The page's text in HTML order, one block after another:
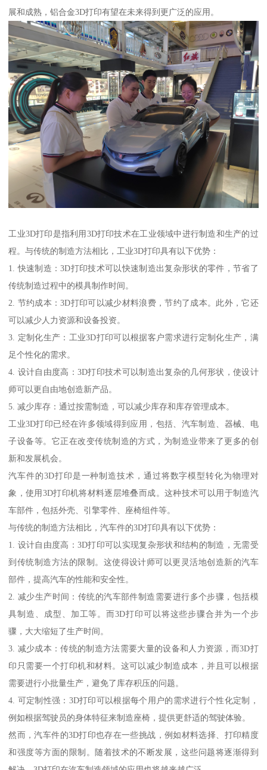
展和成熟，铝合金3D打印有望在未来得到更广泛的应用。
工业3D打印是指利用3D打印技术在工业领域中进行制造和生产的过
程。与传统的制造方法相比，工业3D打印具有以下优势：
1. 快速制造：3D打印技术可以快速制造出复杂形状的零件，节省了
传统制造过程中的模具制作时间。
2. 节约成本：3D打印可以减少材料浪费，节约了成本。此外，它还
可以减少人力资源和设备投资。
3. 定制化生产：工业3D打印可以根据客户需求进行定制化生产，满
足个性化的需求。
4. 设计自由度高：3D打印技术可以制造出复杂的几何形状，使设计
师可以更自由地创造新产品。
5. 减少库存：通过按需制造，可以减少库存和库存管理成本。
工业3D打印已经在许多领域得到应用，包括、汽车制造、器械、电
子设备等。它正在改变传统制造的方式，为制造业带来了更多的创
新和发展机会。
汽车件的3D打印是一种制造技术，通过将数字模型转化为物理对
象，使用3D打印机将材料逐层堆叠而成。这种技术可以用于制造汽
车部件，包括外壳、引擎零件、座椅组件等。
与传统的制造方法相比，汽车件的3D打印具有以下优势：
1. 设计自由度高：3D打印可以实现复杂形状和结构的制造，无需受
到传统制造方法的限制。这使得设计师可以更灵活地创造新的汽车
部件，提高汽车的性能和安全性。
2. 减少生产时间：传统的汽车部件制造需要进行多个步骤，包括模
具制造、成型、加工等。而3D打印可以将这些步骤合并为一个步
骤，大大缩短了生产时间。
3. 减少成本：传统的制造方法需要大量的设备和人力资源，而3D打
印只需要一个打印机和材料。这可以减少制造成本，并且可以根据
需要进行小批量生产，避免了库存积压的问题。
4. 可定制性强：3D打印可以根据每个用户的需求进行个性化定制，
例如根据驾驶员的身体特征来制造座椅，提供更舒适的驾驶体验。
然而，汽车件的3D打印也存在一些挑战，例如材料选择、打印精度
和强度等方面的限制。随着技术的不断发展，这些问题将逐渐得到